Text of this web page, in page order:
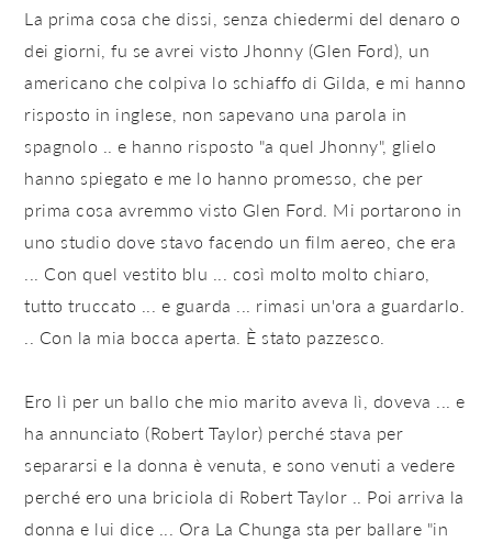
La prima cosa che dissi, senza chiedermi del denaro o
dei giorni, fu se avrei visto Jhonny (Glen Ford), un
americano che colpiva lo schiaffo di Gilda, e mi hanno
risposto in inglese, non sapevano una parola in
spagnolo .. e hanno risposto "a quel Jhonny", glielo
hanno spiegato e me lo hanno promesso, che per
prima cosa avremmo visto Glen Ford. Mi portarono in
uno studio dove stavo facendo un film aereo, che era
... Con quel vestito blu ... così molto molto chiaro,
tutto truccato ... e guarda ... rimasi un'ora a guardarlo.
.. Con la mia bocca aperta. È stato pazzesco.
Ero lì per un ballo che mio marito aveva lì, doveva ... e
ha annunciato (Robert Taylor) perché stava per
separarsi e la donna è venuta, e sono venuti a vedere
perché ero una briciola di Robert Taylor .. Poi arriva la
donna e lui dice ... Ora La Chunga sta per ballare "in